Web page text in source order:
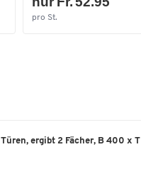
pro St.
ergibt 2 Fächer, B 400 x T